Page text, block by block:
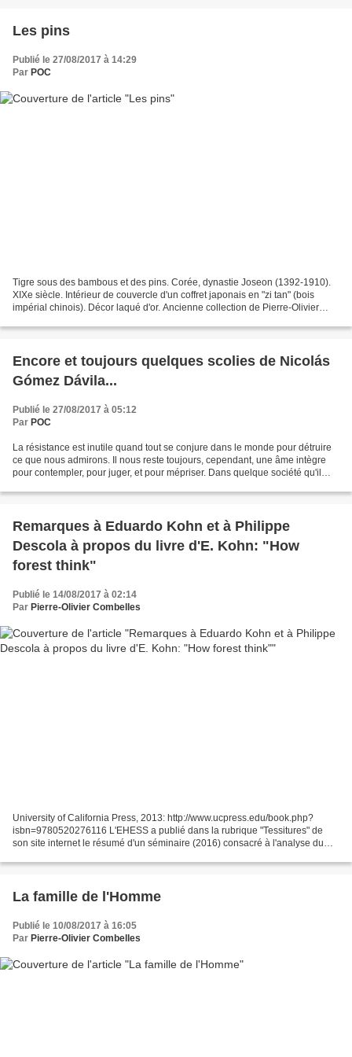
Les pins
Publié le 27/08/2017 à 14:29
Par POC
Tigre sous des bambous et des pins. Corée, dynastie Joseon (1392-1910).
XIXe siècle. Intérieur de couvercle d'un coffret japonais en "zi tan" (bois
impérial chinois). Décor laqué d'or. Ancienne collection de Pierre-Olivier
Encore et toujours quelques scolies de Nicolás
Gómez Dávila...
Publié le 27/08/2017 à 05:12
Par POC
La résistance est inutile quand tout se conjure dans le monde pour détruire
ce que nous admirons. Il nous reste toujours, cependant, une âme intègre
pour contempler, pour juger, et pour mépriser. Dans quelque société qu'il
Remarques à Eduardo Kohn et à Philippe
Descola à propos du livre d'E. Kohn: "How
forest think"
Publié le 14/08/2017 à 02:14
Par Pierre-Olivier Combelles
University of California Press, 2013: http://www.ucpress.edu/book.php?
isbn=9780520276116 L'EHESS a publié dans la rubrique "Tessitures" de
son site internet le résumé d'un séminaire (2016) consacré à l'analyse du
La famille de l'Homme
Publié le 10/08/2017 à 16:05
Par Pierre-Olivier Combelles